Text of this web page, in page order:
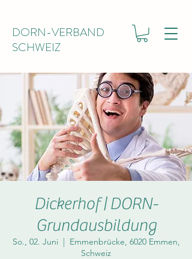
DORN-VERBAND
SCHWEIZ
Dickerhof | DORN-
Grundausbildung
So., 02. Juni
  |
Emmenbrücke, 6020 Emmen,
Schweiz